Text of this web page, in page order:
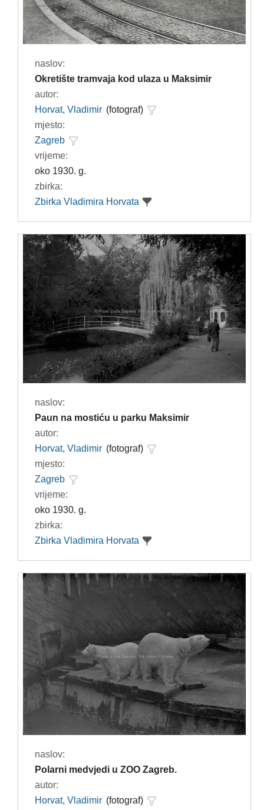
naslov:
Okretište tramvaja kod ulaza u Maksimir
autor:
Horvat, Vladimir (fotograf)
mjesto:
Zagreb
vrijeme:
oko 1930. g.
zbirka:
Zbirka Vladimira Horvata
naslov:
Paun na mostiću u parku Maksimir
autor:
Horvat, Vladimir (fotograf)
mjesto:
Zagreb
vrijeme:
oko 1930. g.
zbirka:
Zbirka Vladimira Horvata
naslov:
Polarni medvjedi u ZOO Zagreb.
autor:
Horvat, Vladimir (fotograf)